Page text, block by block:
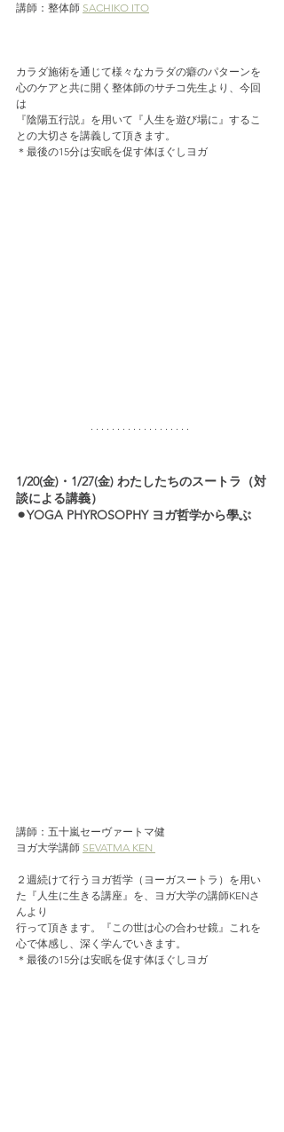
講師：整体師 SACHIKO ITO
カラダ施術を通じて様々なカラダの癖のパターンを
心のケアと共に開く整体師のサチコ先生より、今回
は
『陰陽五行説』を用いて『人生を遊び場に』するこ
との大切さを講義して頂きます。
＊最後の15分は安眠を促す体ほぐしヨガ
1/20(金)・1/27(金) わたしたちのスートラ（対
談による講義）
⚫︎YOGA PHYROSOPHY ヨガ哲学から學ぶ
講師：五十嵐セーヴァートマ健
ヨガ大学講師 SEVATMA KEN
２週続けて行うヨガ哲学（ヨーガスートラ）を用い
た『人生に生きる講座』を、ヨガ大学の講師KENさ
んより
行って頂きます。『この世は心の合わせ鏡』これを
心で体感し、深く学んでいきます。
＊最後の15分は安眠を促す体ほぐしヨガ